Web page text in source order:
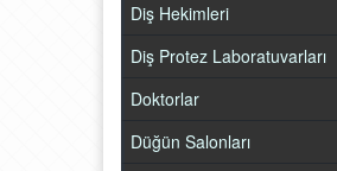
Diş Hekimleri
Diş Protez Laboratuvarları
Doktorlar
Düğün Salonları